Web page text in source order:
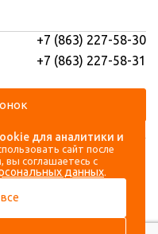
+7 (863) 227-58-30
+7 (863) 227-58-31
для аналитики и
сайт после
вы соглашаетесь с
данных.